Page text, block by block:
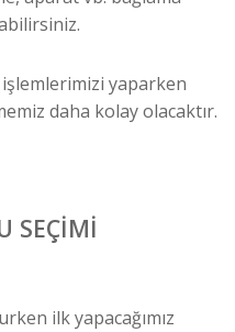
işlemlerimizi yaparken
daha kolay olacaktır.
SEÇİMİ
ilk yapacağımız